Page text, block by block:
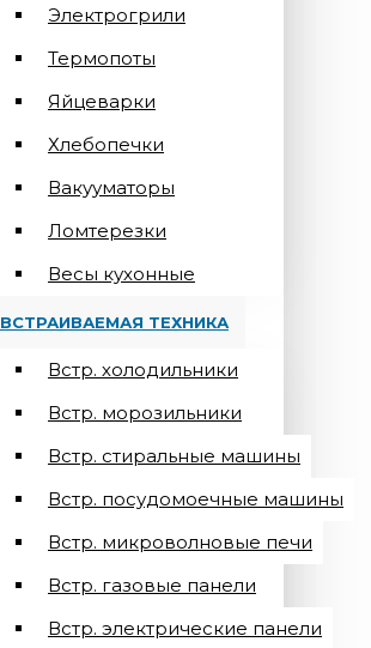
Электрогрили
Термопоты
Яйцеварки
Хлебопечки
Вакууматоры
Ломтерезки
Весы кухонные
ВСТРАИВАЕМАЯ ТЕХНИКА
Встр. холодильники
Встр. морозильники
Встр. стиральные машины
Встр. посудомоечные машины
Встр. микроволновые печи
Встр. газовые панели
Встр. электрические панели